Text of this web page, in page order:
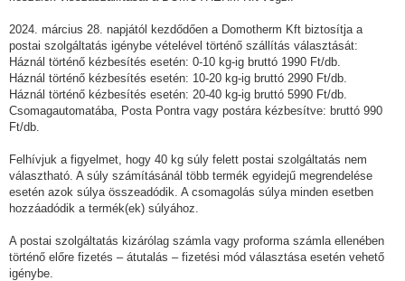
2024. március 28. napjától kezdődően a Domotherm Kft biztosítja a
postai szolgáltatás igénybe vételével történő szállítás választását:
Háznál történő kézbesítés esetén: 0-10 kg-ig bruttó 1990 Ft/db.
Háznál történő kézbesítés esetén: 10-20 kg-ig bruttó 2990 Ft/db.
Háznál történő kézbesítés esetén: 20-40 kg-ig bruttó 5990 Ft/db.
Csomagautomatába, Posta Pontra vagy postára kézbesítve: bruttó 990
Ft/db.
Felhívjuk a figyelmet, hogy 40 kg súly felett postai szolgáltatás nem
választható. A súly számításánál több termék egyidejű megrendelése
esetén azok súlya összeadódik. A csomagolás súlya minden esetben
hozzáadódik a termék(ek) súlyához.
A postai szolgáltatás kizárólag számla vagy proforma számla ellenében
történő előre fizetés – átutalás – fizetési mód választása esetén vehető
igénybe.